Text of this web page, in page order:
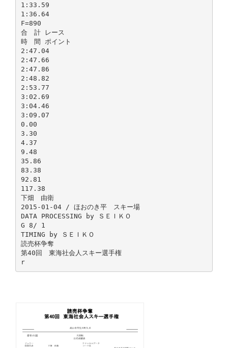
1:33.59
1:36.64
F=890
合 計 レース
時 間 ポイント
2:47.04
2:47.66
2:47.86
2:48.82
2:53.77
3:02.69
3:04.46
3:09.07
0.00
3.30
4.37
9.48
35.86
83.38
92.81
117.38
下畑 由衛
2015-01-04 / ほおのき平 スキー場
DATA PROCESSING by ＳＥＩＫＯ
G 8/ 1
TIMING by ＳＥＩＫＯ
読売杯争奪
第40回 東海社会人スキー選手権
r